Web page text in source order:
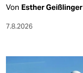
Von Esther Geißlinger
7.8.2026